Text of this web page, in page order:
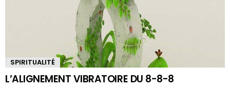
SPIRITUALITÉ
L’ALIGNEMENT VIBRATOIRE DU 8-8-8